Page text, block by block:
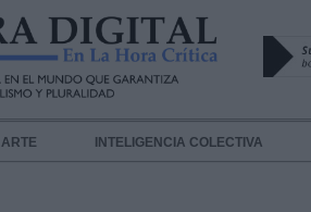
ARTE INTELIGENCIA COLECTIVA